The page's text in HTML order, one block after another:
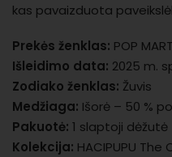
kas pavaizduota
Prekės ženklas: POP MART
Išleidimo data: 2025 m.
Zodiako ženklas: Žuvis
Medžiaga: Išorė – 50 %
Pakuotė: 1 slaptoji dėžutė
Kolekcija: HACIPUPU